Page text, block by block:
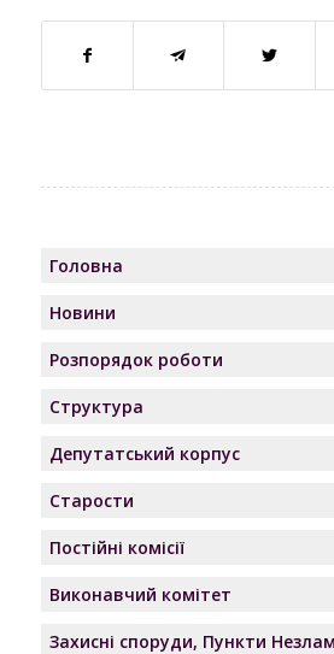
Головна
Новини
Розпорядок роботи
Структура
Депутатський корпус
Старости
Постійні комісії
Виконавчий комітет
Захисні споруди, Пункти